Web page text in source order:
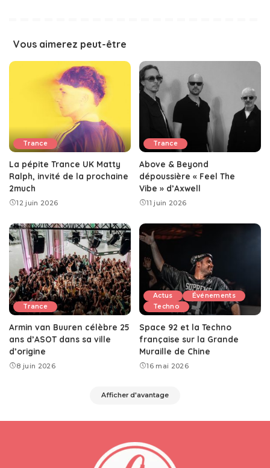
Vous aimerez peut-être
Trance
La pépite Trance UK Matty
Ralph, invité de la prochaine
2much
12 juin 2026
Trance
Above & Beyond
dépoussière « Feel The
Vibe » d’Axwell
11 juin 2026
Trance
Armin van Buuren célèbre 25
ans d’ASOT dans sa ville
d’origine
8 juin 2026
Actus
Événements
Techno
Space 92 et la Techno
française sur la Grande
Muraille de Chine
16 mai 2026
Afficher d'avantage